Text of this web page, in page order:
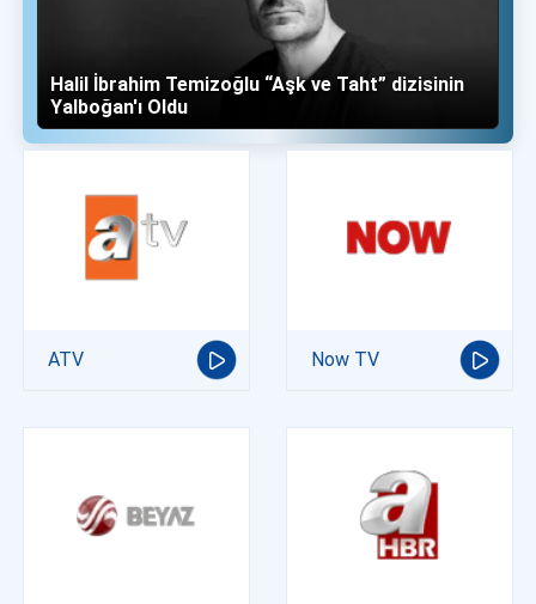
Halil İbrahim Temizoğlu “Aşk ve Taht” dizisinin
Yalboğan'ı Oldu
ATV Now TV